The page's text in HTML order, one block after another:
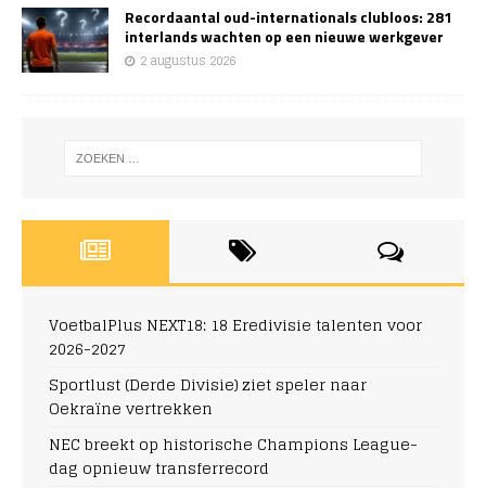
Recordaantal oud-internationals clubloos: 281
interlands wachten op een nieuwe werkgever
2 augustus 2026
VoetbalPlus NEXT18: 18 Eredivisie talenten voor
2026-2027
Sportlust (Derde Divisie) ziet speler naar
Oekraïne vertrekken
NEC breekt op historische Champions League-
dag opnieuw transferrecord